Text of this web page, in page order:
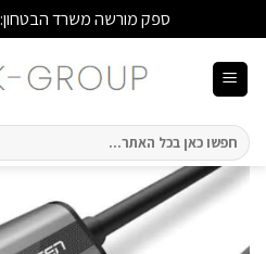
ספק מורשה משרד הבטחון: 0011022556
חיפוש
עבור: